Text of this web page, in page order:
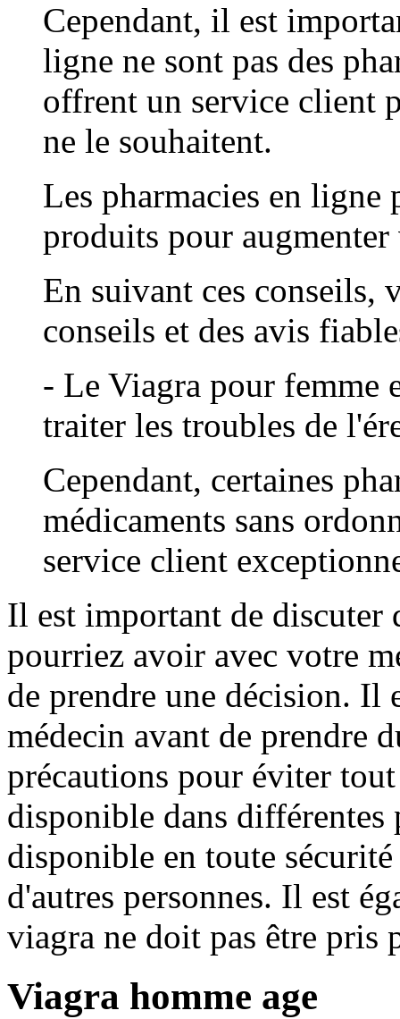
Cependant, il est
ligne ne sont pas des
offrent un service client
ne le souhaitent.
Les pharmacies en ligne
produits pour
En suivant ces conseils,
conseils et des avis
- Le Viagra pour femme
traiter les troubles de
Cependant, certaines
médicaments sans
service client
Il est important de discuter
pourriez avoir avec votre
de prendre une décision. Il
médecin avant de prendre
précautions pour éviter
disponible dans différentes
disponible en toute
d'autres personnes. Il est
viagra ne doit pas être pris
Viagra homme age